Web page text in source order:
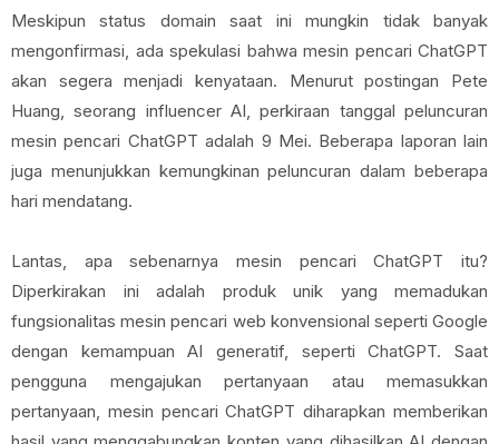
Meskipun status domain saat ini mungkin tidak banyak
mengonfirmasi, ada spekulasi bahwa mesin pencari ChatGPT
akan segera menjadi kenyataan. Menurut postingan Pete
Huang, seorang influencer AI, perkiraan tanggal peluncuran
mesin pencari ChatGPT adalah 9 Mei. Beberapa laporan lain
juga menunjukkan kemungkinan peluncuran dalam beberapa
hari mendatang.
Lantas, apa sebenarnya mesin pencari ChatGPT itu?
Diperkirakan ini adalah produk unik yang memadukan
fungsionalitas mesin pencari web konvensional seperti Google
dengan kemampuan AI generatif, seperti ChatGPT. Saat
pengguna mengajukan pertanyaan atau memasukkan
pertanyaan, mesin pencari ChatGPT diharapkan memberikan